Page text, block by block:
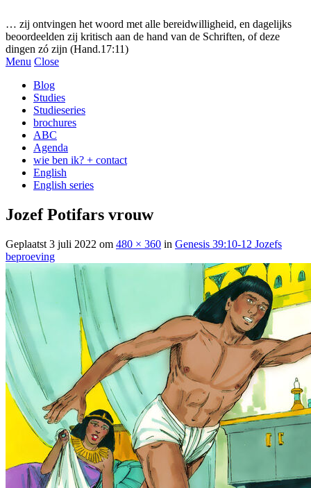
… zij ontvingen het woord met alle bereidwilligheid, en dagelijks
beoordeelden zij kritisch aan de hand van de Schriften, of deze
dingen zó zijn (Hand.17:11)
Menu Close
Blog
Studies
Studieseries
brochures
ABC
Agenda
wie ben ik? + contact
English
English series
Jozef Potifars vrouw
Geplaatst 3 juli 2022 om 480 × 360 in Genesis 39:10-12 Jozefs
beproeving